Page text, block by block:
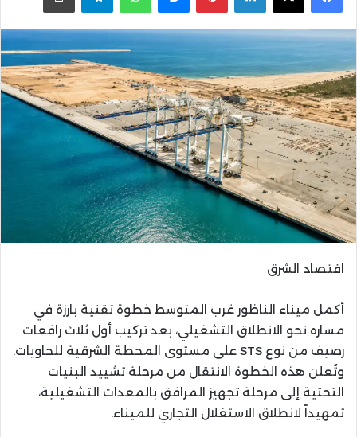
اقتصاد الشرق
أكمل ميناء الناظور غرب المتوسط خطوة تقنية بارزة في
مساره نحو الانطلاق التشغيلي، بعد تركيب أول ثلاث رافعات
رصيف من نوع STS على مستوى المحطة الشرقية للحاويات.
وتُعلن هذه الخطوة الانتقال من مرحلة تشييد البنيات
التحتية إلى مرحلة تجهيز المرافق بالمعدات التشغيلية،
تمهيداً لانطلاق الاستغلال التجاري للميناء.